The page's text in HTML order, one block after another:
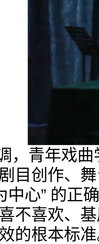
，青年戏
目创作、
中心” 的正
不喜欢、
的根本标